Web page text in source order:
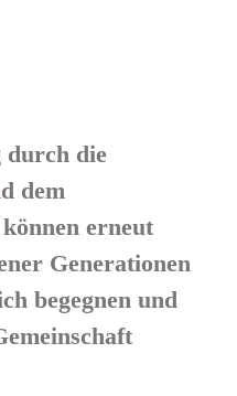
durch die
dem
erneut
Generationen
begegnen und